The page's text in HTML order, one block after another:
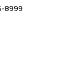
8999